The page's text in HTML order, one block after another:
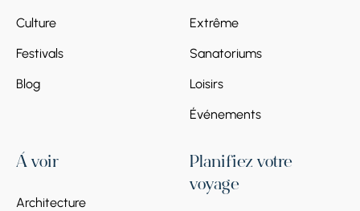
Culture
Festivals
Blog
Extrême
Sanatoriums
Loisirs
Événements
À voir
Architecture
Planifiez votre
voyage